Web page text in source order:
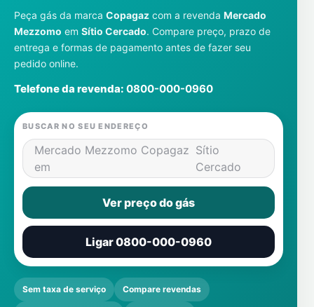
Gás
Contatos
Peça gás da marca Copagaz com a revenda Mercado
Mezzomo em Sítio Cercado. Compare preço, prazo de
entrega e formas de pagamento antes de fazer seu
pedido online.
Telefone da revenda: 0800-000-0960
BUSCAR NO SEU ENDEREÇO
Mercado Mezzomo Copagaz
em
Sítio
Cercado
Ver preço do gás
Ligar 0800-000-0960
Sem taxa de serviço Compare revendas